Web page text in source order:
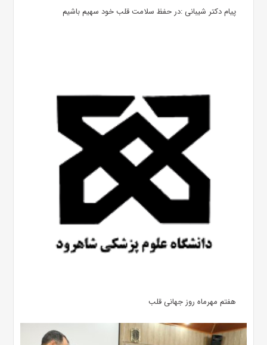
پیام دکتر شیبانی :در حفظ سلامت قلب خود سهیم باشیم
هفتم مهرماه روز جهانی قلب